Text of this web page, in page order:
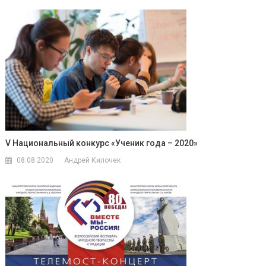
V Национальный конкурс «Ученик года – 2020»
08.08.2020 Андрей Килочек